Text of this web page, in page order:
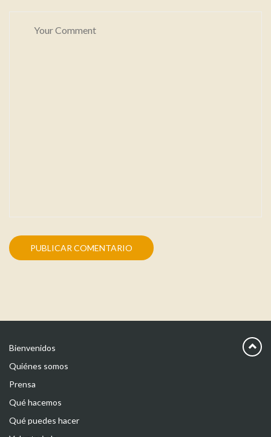
Bienvenidos
Quiénes somos
Prensa
Qué hacemos
Qué puedes hacer